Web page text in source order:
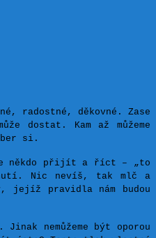
radostné, děkovné. Zase
dostat. Kam až můžeme
si.
někdo přijít a říct – „to
Nic nevíš, tak mlč a
jejíž pravidla nám budou
nemůžeme být oporou